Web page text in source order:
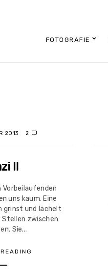
FOTOGRAFIE
2013 2
II
Vorbeilaufenden
uns kaum. Eine
grinst und lächelt
zwischen
Sie...